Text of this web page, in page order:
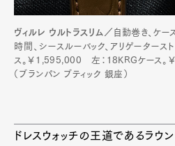
ヴィルレ ウルトラスリム／ 自動巻き、ケ
時間、シースルーバック、アリゲータース
ス。￥1,595,000 左：18KRGケース。
（ブランパン ブティック 銀座）
ドレスウォッチの王道であるラウ